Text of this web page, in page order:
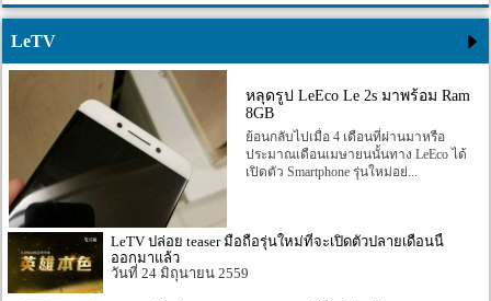
LeTV
หลุดรูป LeEco Le 2s มาพร้อม Ram
8GB
ย้อนกลับไปเมื่อ 4 เดือนที่ผ่านมาหรือ
ประมาณเดือนเมษายนนั้นทาง LeEco ได้
เปิดตัว Smartphone รุ่นใหม่อย่...
LeTV ปล่อย teaser มือถือรุ่นใหม่ที่จะเปิดตัวปลายเดือนนี้
ออกมาแล้ว
24 มิถุนายน 2559